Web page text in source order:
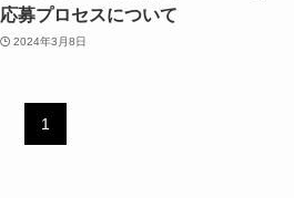
応募プロセスについて
2024年3月8日
1